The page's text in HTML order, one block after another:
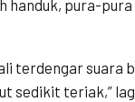
pura-pura
terdengar suara
sedikit teriak,”